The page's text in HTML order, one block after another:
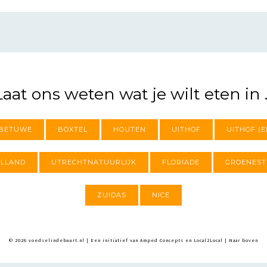
ons weten wat je wilt eten in
BOXTEL HOUTEN UITHOF UITHOF
UTRECHTNATUURLIJK FLORIADE
ZUIDAS NICE
© 2026 voedselindebuurt.nl | Een initiatief van Amped Concepts en Local2Local | Naar boven